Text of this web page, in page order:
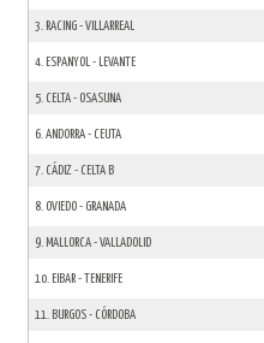
3. RACING - VILLARREAL
4. ESPANYOL - LEVANTE
5. CELTA - OSASUNA
6. ANDORRA - CEUTA
7. CÁDIZ - CELTA B
8. OVIEDO - GRANADA
9. MALLORCA - VALLADOLID
10. EIBAR - TENERIFE
11. BURGOS - CÓRDOBA